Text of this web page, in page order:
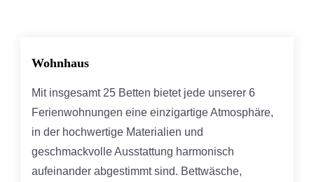
Wohnhaus
Mit insgesamt 25 Betten bietet jede unserer 6
Ferienwohnungen eine einzigartige Atmosphäre,
in der hochwertige Materialien und
geschmackvolle Ausstattung harmonisch
aufeinander abgestimmt sind. Bettwäsche,